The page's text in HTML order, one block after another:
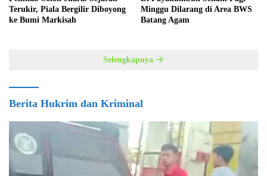
Terukir, Piala Bergilir Diboyong
ke Bumi Markisah
Minggu Dilarang di Area BWS
Batang Agam
Selengkapnya
Berita Hukrim dan Kriminal